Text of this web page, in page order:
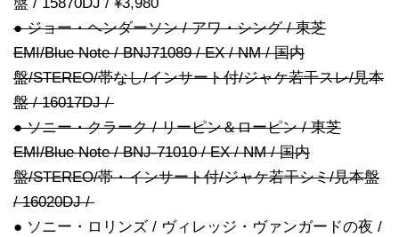
盤 / 15870DJ / ¥3,980
● ジョー・ヘンダーソン / アワ・シング / 東芝
EMI/Blue Note / BNJ71089 / EX / NM / 国内
盤/STEREO/帯なし/インサート付/ジャケ若干スレ/見本
盤 / 16017DJ /
● ソニー・クラーク / リーピン＆ローピン / 東芝
EMI/Blue Note / BNJ-71010 / EX / NM / 国内
盤/STEREO/帯・インサート付/ジャケ若干シミ/見本盤
/ 16020DJ /
● ソニー・ロリンズ / ヴィレッジ・ヴァンガードの夜 /